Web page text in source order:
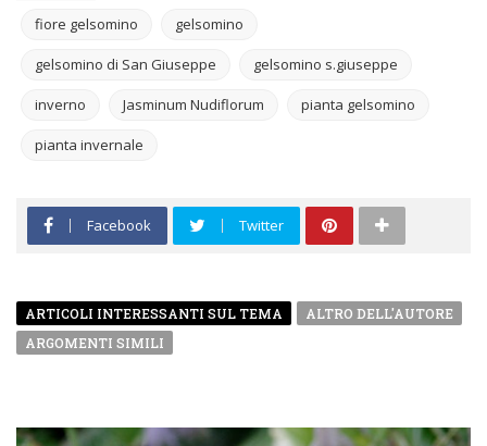
fiore gelsomino gelsomino
gelsomino di San Giuseppe gelsomino s.giuseppe
inverno Jasminum Nudiflorum pianta gelsomino
pianta invernale
Facebook Twitter
ARTICOLI INTERESSANTI SUL TEMA
ALTRO DELL'AUTORE
ARGOMENTI SIMILI